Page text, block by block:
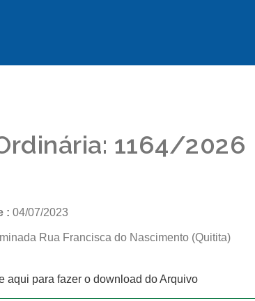
1164/2026
: 04/07/2023
Rua Francisca do Nascimento (Quitita)
aqui para fazer o download do Arquivo